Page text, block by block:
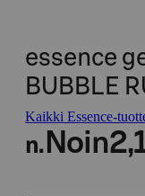
essence
BUBBLE
Kaikki Essence-
n. Noin